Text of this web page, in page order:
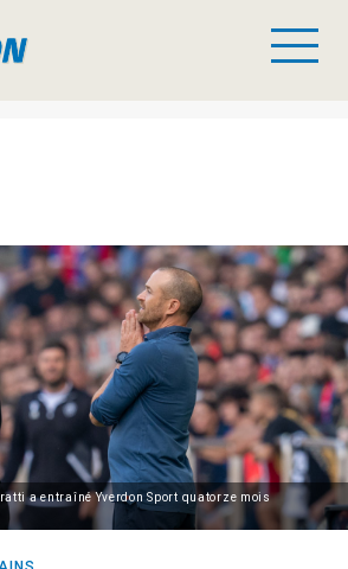
a entraîné Yverdon Sport quatorze mois